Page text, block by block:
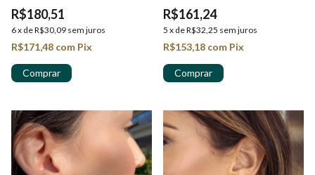
R$180,51
6x deR$30,09 sem juros
R$171,48 com Pix
R$161,24
5 x deR$32,25 sem juros
R$153,18 com Pix